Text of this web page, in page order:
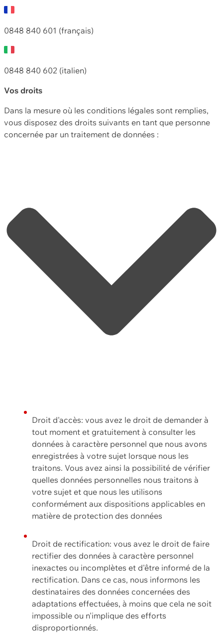
0848 840 601 (français)
0848 840 602 (italien)
Vos droits
Dans la mesure où les conditions légales sont remplies,
vous disposez des droits suivants en tant que personne
concernée par un traitement de données :
Droit d'accès: vous avez le droit de demander à
tout moment et gratuitement à consulter les
données à caractère personnel que nous avons
enregistrées à votre sujet lorsque nous les
traitons. Vous avez ainsi la possibilité de vérifier
quelles données personnelles nous traitons à
votre sujet et que nous les utilisons
conformément aux dispositions applicables en
matière de protection des données
Droit de rectification: vous avez le droit de faire
rectifier des données à caractère personnel
inexactes ou incomplètes et d'être informé de la
rectification. Dans ce cas, nous informons les
destinataires des données concernées des
adaptations effectuées, à moins que cela ne soit
impossible ou n'implique des efforts
disproportionnés.